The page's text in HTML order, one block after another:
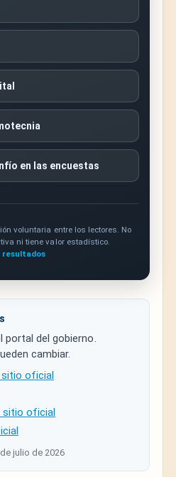
en las encuestas
voluntaria entre los lectores. No
ni tiene valor estadístico.
resultados
portal del gobierno.
cambiar.
sitio oficial
sitio oficial
julio de 2026